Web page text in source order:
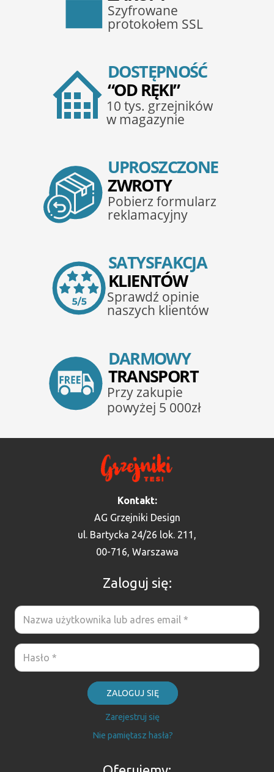
Kontakt:
AG Grzejniki Design
ul. Bartycka 24/26 lok. 211,
00-716, Warszawa
Zaloguj się:
ZALOGUJ SIĘ
Zarejestruj się
Nie pamiętasz hasła?